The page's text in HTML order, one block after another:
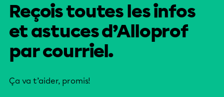
Reçois toutes les infos
et astuces d’Alloprof
par courriel.
Ça va t’aider, promis!